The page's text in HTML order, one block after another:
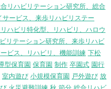
リハビリテーション研究所、総合
ービス、来歩リハビリステー
ハビリ特化型、リハビリ、ハロウ
リテーション研究所、来歩リハビ
ビス、リハビリ、機能訓練 下松
型保育園 保育園 制作 卒園式 園行
室内遊び 小規模保育園 戸外遊び 放
火災避難訓練 秋 節分 総合リハビ